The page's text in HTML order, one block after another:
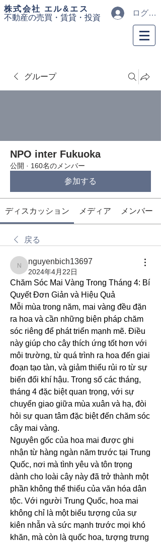
​株式会社 エル&エス
不動産の売買・ 賃貸・投資
ログイン
グループ
NPO inter Fukuoka
公開 · 160名のメンバー
参加する
ディスカッション メディア メンバー
戻る
nguyenbich13697
nguyenbich13697
2024年4月22日
Chăm Sóc Mai Vàng Trong Tháng 4: Bí
Quyết Đơn Giản và Hiệu Quả
Mỗi mùa trong năm, mai vàng đều đặn
ra hoa và cần những biện pháp chăm
sóc riêng để phát triển mạnh mẽ. Điều
này giúp cho cây thích ứng tốt hơn với
môi trường, từ quá trình ra hoa đến giai
đoạn tạo tàn, và giảm thiểu rủi ro từ sự
biến đổi khí hậu. Trong số các tháng,
tháng 4 đặc biệt quan trọng, với sự
chuyển giao giữa mùa xuân và hạ, đòi
hỏi sự quan tâm đặc biệt đến chăm sóc
cây mai vàng.
Nguyên gốc của hoa mai được ghi
nhận từ hàng ngàn năm trước tại Trung
Quốc, nơi mà tình yêu và tôn trọng
dành cho loài cây này đã trở thành một
phần không thể thiếu của văn hóa dân
tộc. Với người Trung Quốc, hoa mai
không chỉ là một biểu tượng của sự
kiên nhẫn và sức mạnh trước mọi khó
khăn, mà còn là quốc hoa, tượng trưng